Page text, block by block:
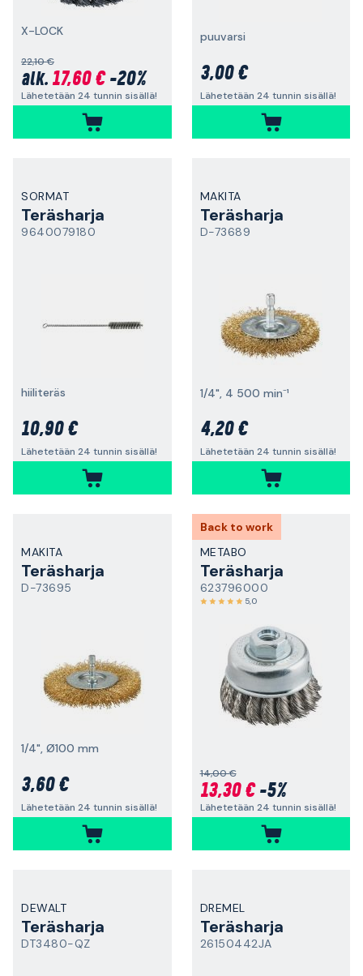
X-LOCK
22,10 €
alk. 17,60 €-20%
Lähetetään 24 tunnin sisällä!
puuvarsi
3,00 €
Lähetetään 24 tunnin sisällä!
SORMAT
Teräsharja
9640079180
hiiliteräs
10,90 €
Lähetetään 24 tunnin sisällä!
MAKITA
Teräsharja
D-73689
1/4", 4 500 min⁻¹
4,20 €
Lähetetään 24 tunnin sisällä!
MAKITA
Teräsharja
D-73695
1/4", Ø100 mm
3,60 €
Lähetetään 24 tunnin sisällä!
Back to work
METABO
Teräsharja
623796000
5,0
14,00 €
13,30 €-5%
Lähetetään 24 tunnin sisällä!
DEWALT
Teräsharja
DT3480-QZ
DREMEL
Teräsharja
26150442JA